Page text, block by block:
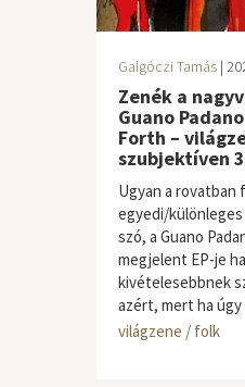
Galgóczi Tamás |
Zenék a
Guano
Forth –
szubjektíven
Ugyan a rovatban
egyedi/
szó, a Guano
megjelent EP-je
kivételesebbnek
azért, mert ha úgy
világzene / folk